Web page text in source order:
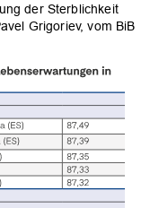
der Sterblichkeit
Grigoriev, vom BiB